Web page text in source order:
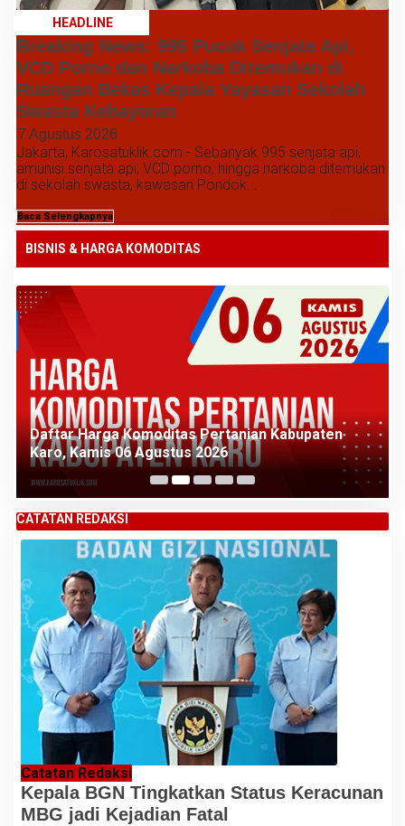
HEADLINE
Breaking News: 995 Pucuk Senjata Api,
VCD Porno dan Narkoba Ditemukan di
Ruangan Bekas Kepala Yayasan Sekolah
Swasta Kebayoran
7 Agustus 2026
Jakarta, Karosatuklik.com - Sebanyak 995 senjata api,
amunisi senjata api, VCD porno, hingga narkoba ditemukan
di sekolah swasta, kawasan Pondok...
Baca Selengkapnya
BISNIS & HARGA KOMODITAS
Daftar Harga Komoditas Pertanian Kabupaten
Karo, Kamis 06 Agustus 2026
CATATAN REDAKSI
Catatan Redaksi
Kepala BGN Tingkatkan Status Keracunan
MBG jadi Kejadian Fatal